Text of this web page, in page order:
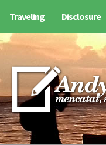
Traveling Disclosure